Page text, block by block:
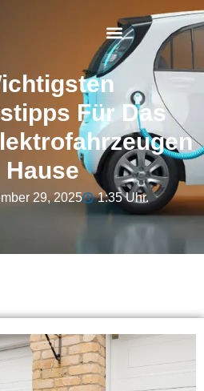
Für Das
Hause
29, 2025 1:35 Uhr.